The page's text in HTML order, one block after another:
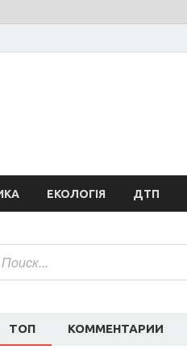
ЕКОЛОГІЯ ДТП
ТОП КОММЕНТАРИИ